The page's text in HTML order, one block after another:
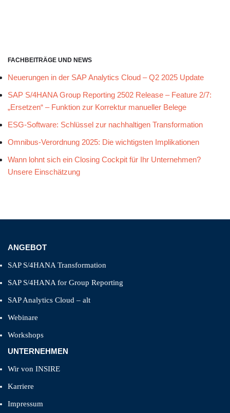
FACHBEITRÄGE UND NEWS
Neuerungen in der SAP Analytics Cloud – Q2 2025 Update
SAP S/4HANA Group Reporting 2502 Release – Feature 2/7:
„Ersetzen“ – Funktion zur Korrektur manueller Belege
ESG-Software: Schlüssel zur nachhaltigen Transformation
Omnibus-Verordnung 2025: Die wichtigsten Implikationen
Wann lohnt sich ein Closing Cockpit für Ihr Unternehmen?
Unsere Einschätzung
ANGEBOT
SAP S/4HANA Transformation
SAP S/4HANA for Group Reporting
SAP Analytics Cloud – alt
Webinare
Workshops
UNTERNEHMEN
Wir von INSIRE
Karriere
Impressum